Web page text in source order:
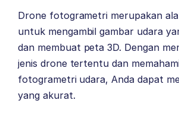
Drone fotogrametri merupakan
untuk mengambil gambar udara
dan membuat peta 3D. Dengan
jenis drone tertentu dan
fotogrametri udara, Anda dapat
yang akurat.